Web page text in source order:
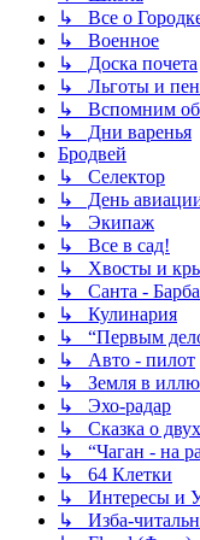
↳ Все о
↳ Военное
↳ Доска почета
↳ Льготы и
↳ Вспомним
↳ Дни варенья
Бродвей
↳ Селектор
↳ День
↳ Экипаж
↳ Все в сад!
↳ Хвосты и
↳ Санта -
↳ Кулинария
↳ “Первым
↳ Авто - пилот
↳ Земля в
↳ Эхо-радар
↳ Сказка о двух
↳ “Чаган - на
↳ 64 Клетки
↳ Интересы и
↳ Изба-